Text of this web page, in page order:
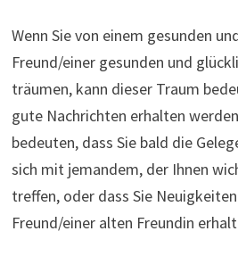
Wenn Sie von einem gesunden
Freund/einer gesunden und
träumen, kann dieser Traum
gute Nachrichten erhalten
bedeuten, dass Sie bald die
sich mit jemandem, der Ihnen
treffen, oder dass Sie
Freund/einer alten Freundin